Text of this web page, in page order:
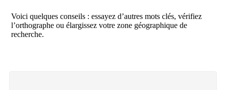
Voici quelques conseils : essayez d’autres mots clés, vérifiez
l’orthographe ou élargissez votre zone géographique de
recherche.